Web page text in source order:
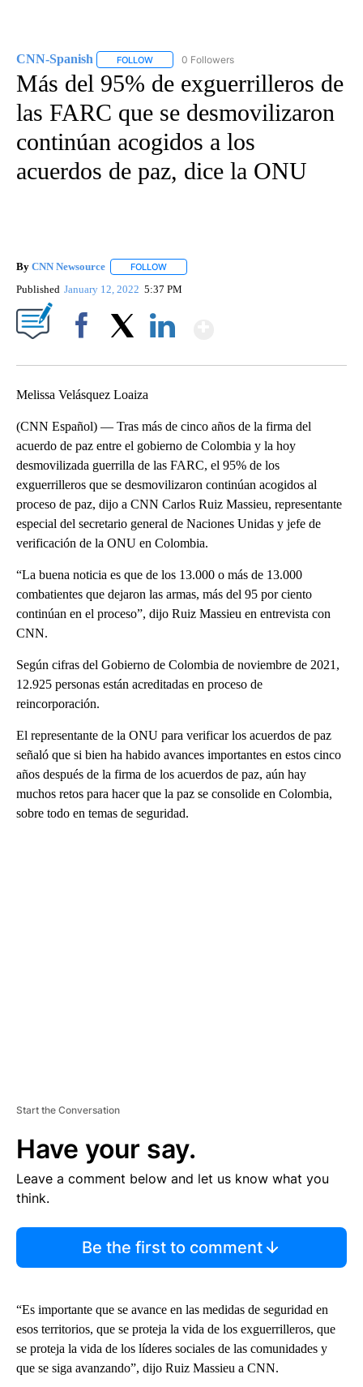
CNN-Spanish FOLLOW FOLLOW "CNN-SPANISH" TO RECEIVE
0 Followers
Más del 95% de exguerrilleros de
las FARC que se desmovilizaron
continúan acogidos a los
acuerdos de paz, dice la ONU
By CNN Newsource FOLLOW
Published January 12, 2022 5:37 PM
Melissa Velásquez Loaiza
(CNN Español) — Tras más de cinco años de la firma del
acuerdo de paz entre el gobierno de Colombia y la hoy
desmovilizada guerrilla de las FARC, el 95% de los
exguerrilleros que se desmovilizaron continúan acogidos al
proceso de paz, dijo a CNN Carlos Ruiz Massieu, representante
especial del secretario general de Naciones Unidas y jefe de
verificación de la ONU en Colombia.
“La buena noticia es que de los 13.000 o más de 13.000
combatientes que dejaron las armas, más del 95 por ciento
continúan en el proceso”, dijo Ruiz Massieu en entrevista con
CNN.
Según cifras del Gobierno de Colombia de noviembre de 2021,
12.925 personas están acreditadas en proceso de
reincorporación.
El representante de la ONU para verificar los acuerdos de paz
señaló que si bien ha habido avances importantes en estos cinco
años después de la firma de los acuerdos de paz, aún hay
muchos retos para hacer que la paz se consolide en Colombia,
sobre todo en temas de seguridad.
Start the Conversation
Have your say.
Leave a comment below and let us know what you
think.
Be the first to comment
“Es importante que se avance en las medidas de seguridad en
esos territorios, que se proteja la vida de los exguerrilleros, que
se proteja la vida de los líderes sociales de las comunidades y
que se siga avanzando”, dijo Ruiz Massieu a CNN.